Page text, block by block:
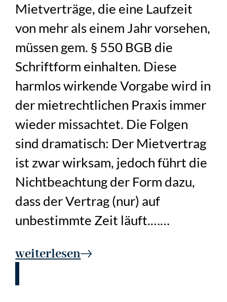
Mietverträge, die eine Laufzeit
von mehr als einem Jahr vorsehen,
müssen gem. § 550 BGB die
Schriftform einhalten. Diese
harmlos wirkende Vorgabe wird in
der mietrechtlichen Praxis immer
wieder missachtet. Die Folgen
sind dramatisch: Der Mietvertrag
ist zwar wirksam, jedoch führt die
Nichtbeachtung der Form dazu,
dass der Vertrag (nur) auf
unbestimmte Zeit läuft.……
weiterlesen